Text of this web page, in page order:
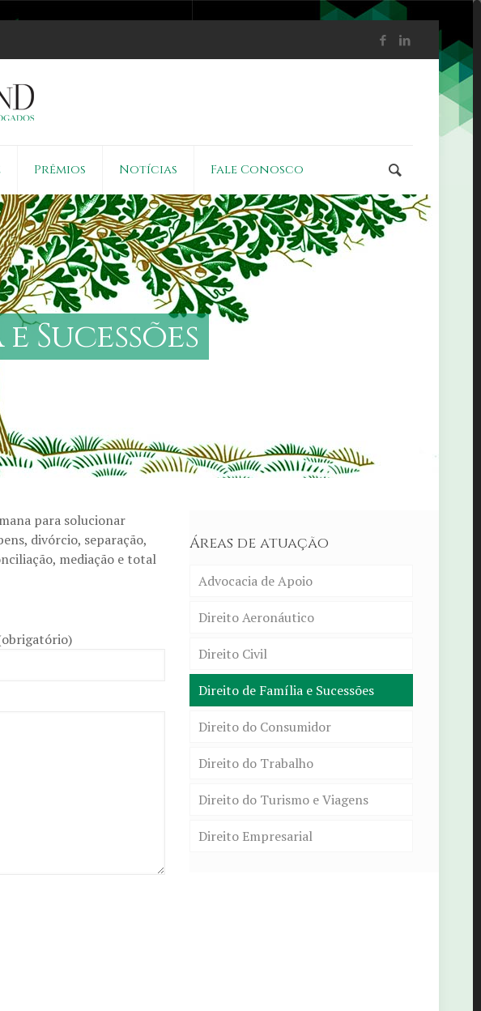
Prêmios Notícias Fale Conosco
eSucessões
para solucionar
divórcio, separação,
mediação e total
Áreas de atuação
Advocacia de Apoio
Direito Aeronáutico
Direito Civil
Direito de Família e Sucessões
Direito do Consumidor
Direito do Trabalho
Direito do Turismo e Viagens
Direito Empresarial